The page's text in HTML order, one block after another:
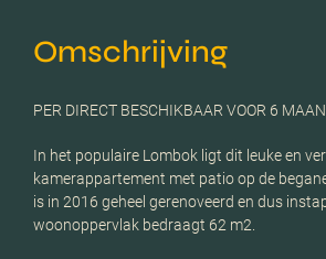
Omschrijving
PER DIRECT BESCHIKBAAR VOOR 6
In het populaire Lombok ligt dit leuke en
kamerappartement met patio op de
is in 2016 geheel gerenoveerd en dus
woonoppervlak bedraagt 62 m2.